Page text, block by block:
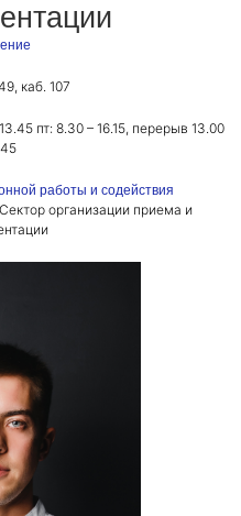
каб. 107
пт: 8.30 – 16.15, перерыв 13.00
работы и содействия
Сектор организации приема и